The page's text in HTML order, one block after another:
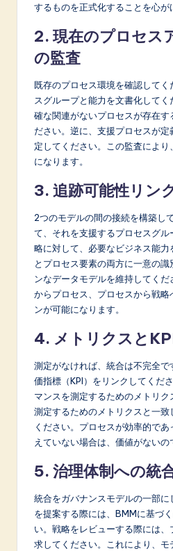
するものを正式化することを心が
2. 現在のプロセス
の監査
既存のプロセス環境を確認して
スグループと能力を文書化して
確な関連がないプロセスが存在す
ださい。逆に、支援プロセスが
定してください。この監査によ
になります。
3. 追跡可能性リン
2つのモデルの間の接続を構築し
て、それを支援するプロセスグ
略に対して、必要なビジネス能
とプロセス要素の両方に一意の
ンなデータモデルを維持してく
からプロセス、プロセスから戦略
ンが可能になります。
4. メトリクスと
測定がなければ、統合は不完全
価指標（KPI）をリンクしてくだ
マンスを測定するためのメトリ
測定するためのメトリクスと一
ください。プロセスが効率的で
えていない場合は、価値がないの
5. 治理体制への統
統合をガバナンスモデルの一部に
を提案する際には、BMMに基づ
い。戦略をレビューする際には
求してください。これにより、